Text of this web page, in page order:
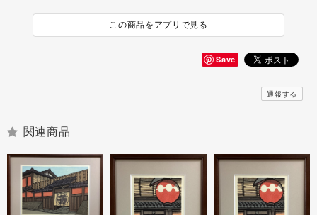
この商品をアプリで見る
Save
通報する
関連商品